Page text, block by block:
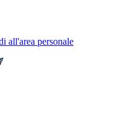
all'area personale